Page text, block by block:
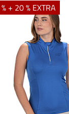
+ 20 % EXTRA